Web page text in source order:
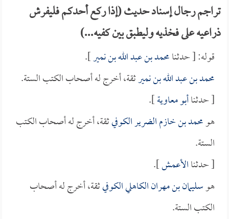
تراجم رجال إسناد حديث (إذا ركع أحدكم فليفرش
ذراعيه على فخذيه وليطبق بين كفيه...)
قوله: [ حدثنامحمد بن عبد الله بن نمير].
محمد بن عبد الله بن نميرثقة، أخرج له أصحاب الكتب الستة.
[ حدثناأبو معاوية].
هومحمد بن خازم الضرير الكوفيثقة، أخرج له أصحاب الكتب
الستة.
[ حدثناالأعمش].
هوسليمان بن مهران الكاهلي الكوفيثقة، أخرج له أصحاب
الكتب الستة.